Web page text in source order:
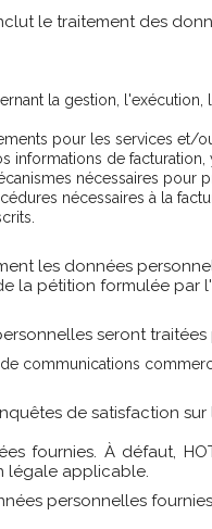
le traitement des
la gestion,
pour les services et/
informations de
nécessaires pour
nécessaires à la
les données
la pétition formulée par
seront traitées
communications
de satisfaction
fournies. À défaut,
légale applicable.
personnelles